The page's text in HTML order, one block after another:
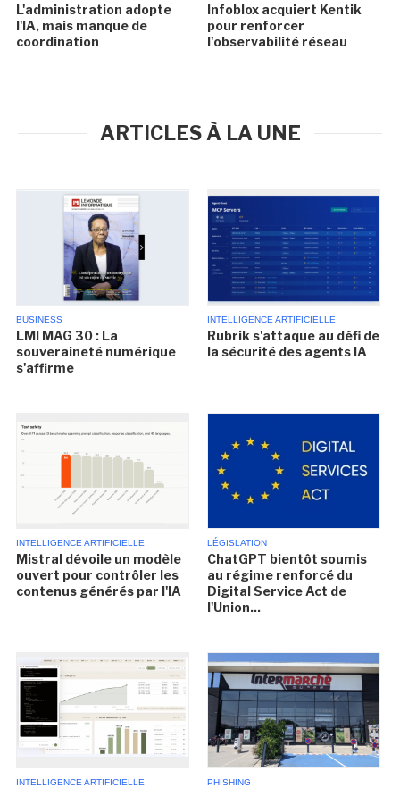
L'administration adopte
l'IA, mais manque de
coordination
Infoblox acquiert Kentik
pour renforcer
l'observabilité réseau
ARTICLES À LA UNE
BUSINESS
LMI MAG 30 : La
souveraineté numérique
s'affirme
INTELLIGENCE ARTIFICIELLE
Rubrik s'attaque au défi de
la sécurité des agents IA
INTELLIGENCE ARTIFICIELLE
Mistral dévoile un modèle
ouvert pour contrôler les
contenus générés par l'IA
LÉGISLATION
ChatGPT bientôt soumis
au régime renforcé du
Digital Service Act de
l'Union...
INTELLIGENCE ARTIFICIELLE PHISHING